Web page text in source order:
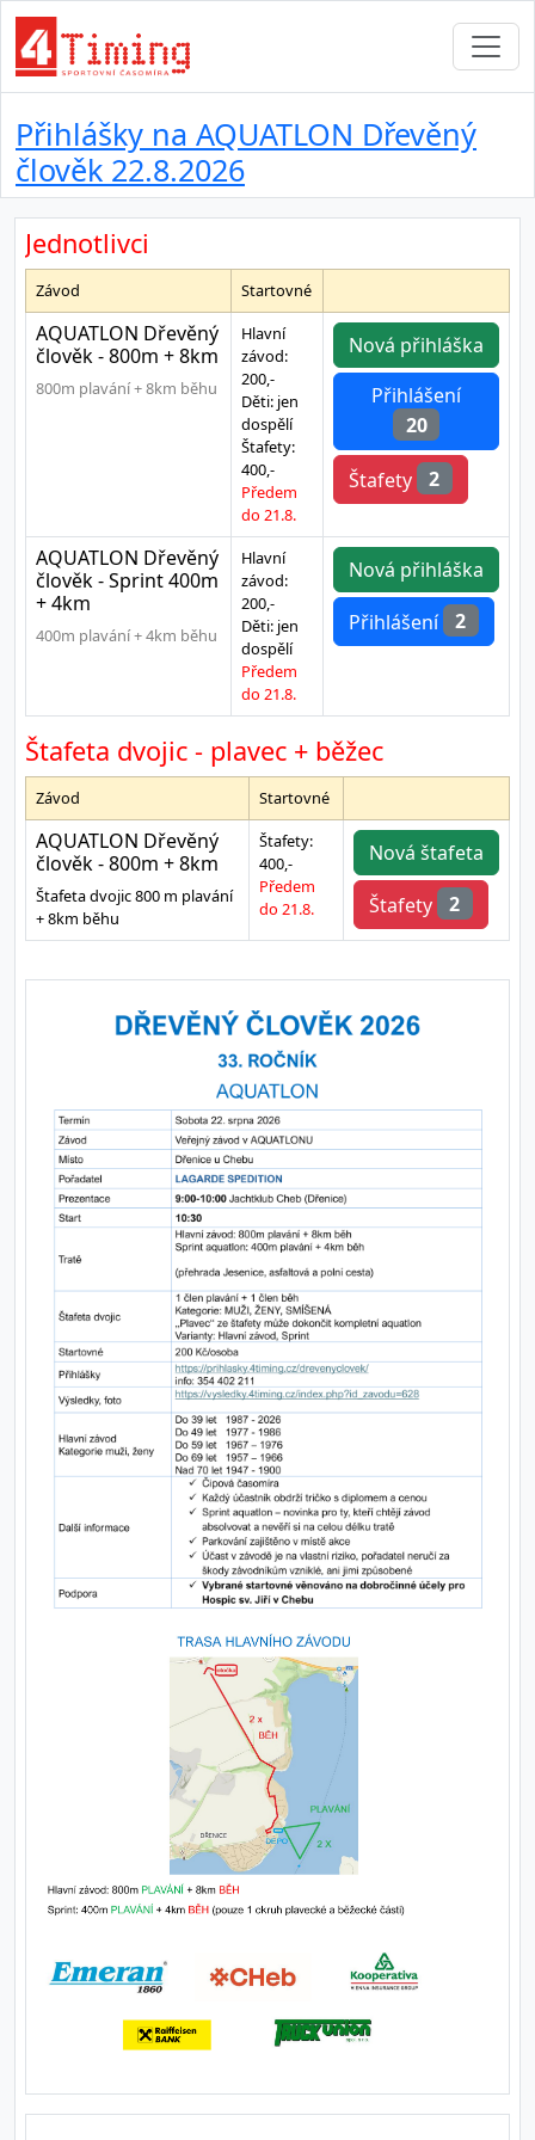
Přihlášky na AQUATLON Dřevěný
člověk 22.8.2026
Jednotlivci
Závod Startovné
AQUATLON Dřevěný
člověk - 800m + 8km
800m plavání + 8km běhu
Hlavní
závod:
200,-
Děti: jen
dospělí
Štafety:
400,-
Předem
do 21.8.
Nová přihláška
Přihlášení
20
Štafety 2
AQUATLON Dřevěný
člověk - Sprint 400m
+ 4km
400m plavání + 4km běhu
Hlavní
závod:
200,-
Děti: jen
dospělí
Předem
do 21.8.
Nová přihláška
Přihlášení
2
Štafeta dvojic - plavec + běžec
Závod Startovné
AQUATLON Dřevěný
člověk - 800m + 8km
Štafeta dvojic 800 m plavání
+ 8km běhu
Štafety:
400,-
Předem
do 21.8.
Nová štafeta
Štafety
2